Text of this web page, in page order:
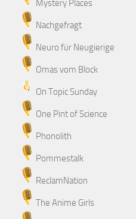
Mystery Places
Nachgefragt
Neuro für Neugierige
Omas vom Block
On Topic Sunday
One Pint of Science
Phonolith
Pommestalk
ReclamNation
The Anime Girls